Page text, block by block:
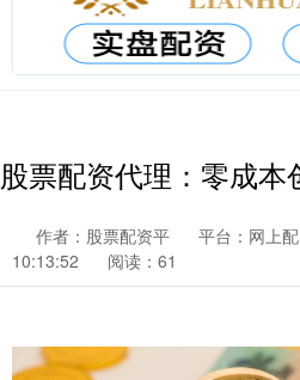
股票配资代理：零成本
作者：股票配资平 平台：网上
10:13:52
阅读：61